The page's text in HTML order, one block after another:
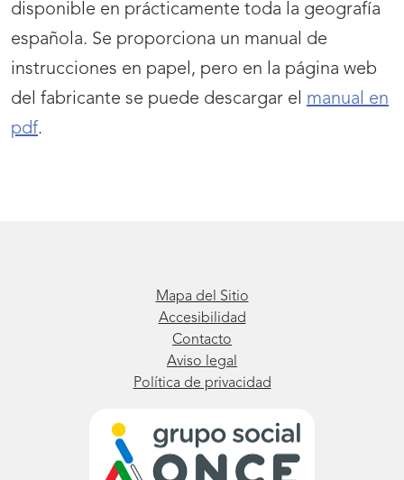
disponible en prácticamente toda la geografía
española. Se proporciona un manual de
instrucciones en papel, pero en la página web
del fabricante se puede descargar el manual en
pdf.
Mapa del Sitio
Accesibilidad
Contacto
Aviso legal
Política de privacidad